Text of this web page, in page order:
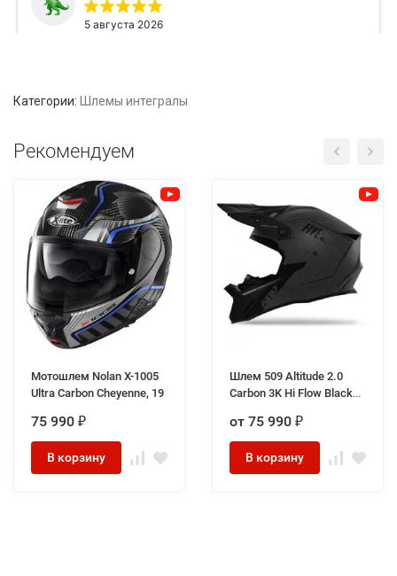
Категории: Шлемы интегралы
Рекомендуем
Мотошлем Nolan X-1005
Ultra Carbon Cheyenne, 19
75 990 ₽
В корзину
Шлем 509 Altitude 2.0
Carbon 3K Hi Flow Black
от 75 990 ₽
В корзину